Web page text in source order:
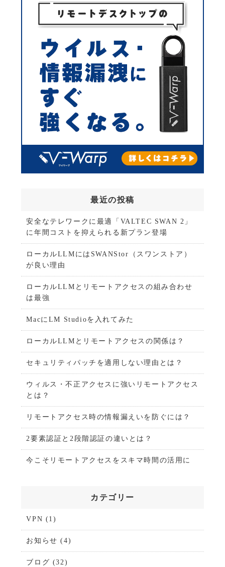
最近の投稿
安全なテレワークに最適「VALTEC SWAN 2」
に年間コストを抑えられる新プラン登場
ローカルLLMにはSWANStor（スワンストア）
が良い理由
ローカルLLMとリモートアクセスの組み合わせ
は最強
MacにLM Studioを入れてみた
ローカルLLMとリモートアクセスの関係は？
セキュリティパッチを適用しない理由とは？
ウィルス・不正アクセスに強いリモートアクセス
とは？
リモートアクセス時の情報漏えいを防ぐには？
2要素認証と2段階認証の違いとは？
今こそリモートアクセスをスキマ時間の活用に
カテゴリー
VPN (1)
お知らせ (4)
ブログ (32)